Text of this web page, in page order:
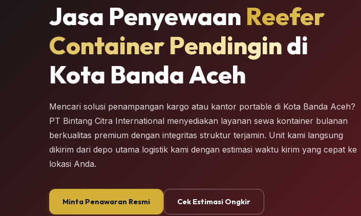
Jasa Penyewaan Reefer
Container Pendingindi
Kota Banda Aceh
Mencari solusi penampangan kargo atau kantor portable di Kota Banda Aceh?
PT Bintang Citra International menyediakan layanan sewa kontainer bulanan
berkualitas premium dengan integritas struktur terjamin. Unit kami langsung
dikirim dari depo utama logistik kami dengan estimasi waktu kirim yang cepat ke
lokasi Anda.
Minta Penawaran Resmi Cek Estimasi Ongkir